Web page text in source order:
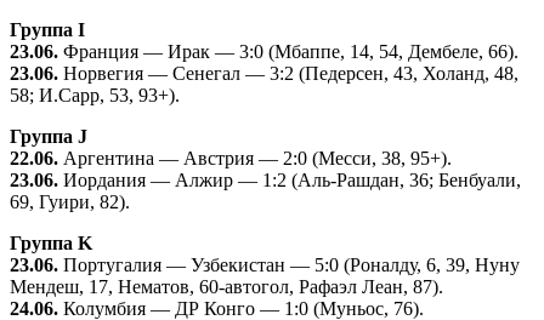
Группа I
23.06. Франция — Ирак — 3:0 (Мбаппе, 14, 54, Дембеле, 66).
23.06. Норвегия — Сенегал — 3:2 (Педерсен, 43, Холанд, 48,
58; И.Сарр, 53, 93+).
Группа J
22.06. Аргентина — Австрия — 2:0 (Месси, 38, 95+).
23.06. Иордания — Алжир — 1:2 (Аль-Рашдан, 36; Бенбуали,
69, Гуири, 82).
Группа K
23.06. Португалия — Узбекистан — 5:0 (Роналду, 6, 39, Нуну
Мендеш, 17, Нематов, 60-автогол, Рафаэл Леан, 87).
24.06. Колумбия — ДР Конго — 1:0 (Муньос, 76).